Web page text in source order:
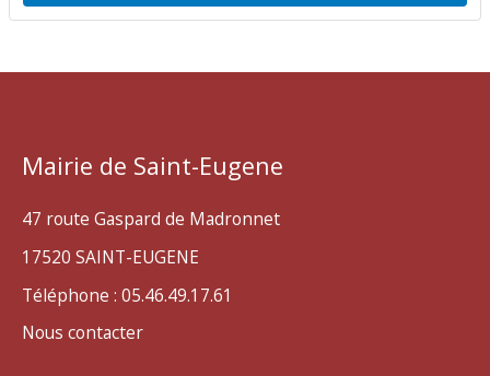
Mairie de Saint-Eugene
47 route Gaspard de Madronnet
17520 SAINT-EUGENE
Téléphone : 05.46.49.17.61
Nous contacter